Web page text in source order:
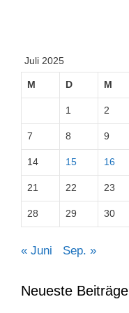
Juli 2025
M D M
1 2
7 8 9
14 15 16
21 22 23
28 29 30
« Juni Sep. »
Neueste Beiträge